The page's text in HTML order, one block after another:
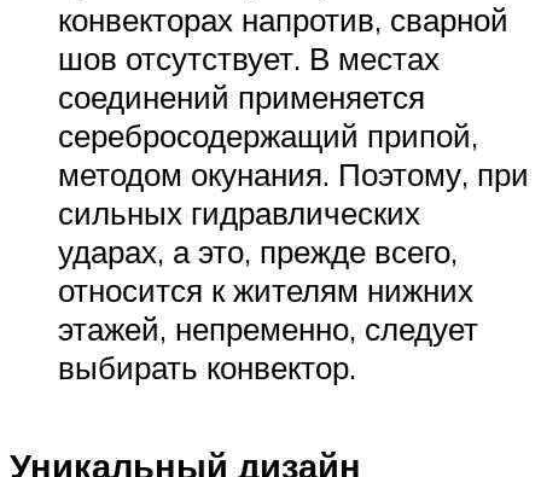
конвекторах напротив, сварной
шов отсутствует. В местах
соединений применяется
серебросодержащий припой,
методом окунания. Поэтому, при
сильных гидравлических
ударах, а это, прежде всего,
относится к жителям нижних
этажей, непременно, следует
выбирать конвектор.
Уникальный дизайн